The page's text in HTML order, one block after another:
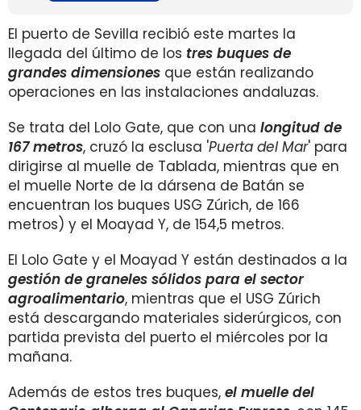
El puerto de Sevilla recibió este martes la
llegada del último de los tres buques de
grandes dimensiones que están realizando
operaciones en las instalaciones andaluzas.
Se trata del Lolo Gate, que con una longitud de
167 metros, cruzó la esclusa 'Puerta del Mar' para
dirigirse al muelle de Tablada, mientras que en
el muelle Norte de la dársena de Batán se
encuentran los buques USG Zúrich, de 166
metros) y el Moayad Y, de 154,5 metros.
El Lolo Gate y el Moayad Y están destinados a la
gestión de graneles sólidos para el sector
agroalimentario, mientras que el USG Zúrich
está descargando materiales siderúrgicos, con
partida prevista del puerto el miércoles por la
mañana.
Además de estos tres buques, el muelle del